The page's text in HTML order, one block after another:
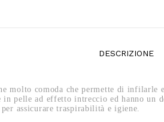
DESCRIZIONE
molto comoda che permette di
in pelle ad effetto intreccio ed hanno
assicurare traspirabilità e igiene.